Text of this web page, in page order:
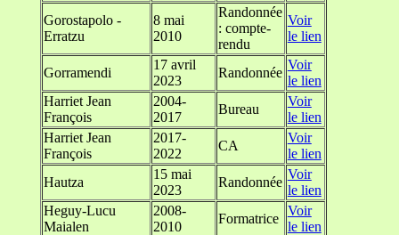
Gorostapolo -
Erratzu
8 mai
2010
Randonnée
: compte-
rendu
Voir
le lien
Gorramendi
17 avril
2023
Randonnée
Voir
le lien
Harriet Jean
François
2004-
2017
Bureau
Voir
le lien
Harriet Jean
François
2017-
2022
CA
Voir
le lien
Hautza
15 mai
2023
Randonnée
Voir
le lien
Heguy-Lucu
Maialen
2008-
2010
Formatrice
Voir
le lien